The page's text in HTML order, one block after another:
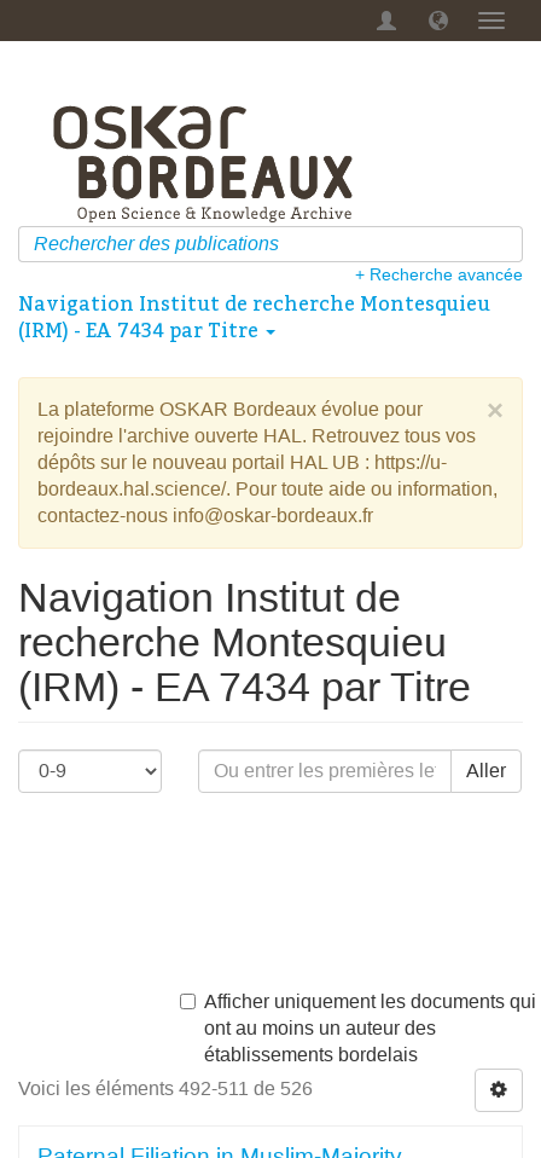
Menu
+ Recherche avancée
Navigation Institut de recherche Montesquieu
(IRM) - EA 7434 par Titre
×
La plateforme OSKAR Bordeaux évolue pour
rejoindre l'archive ouverte HAL. Retrouvez tous vos
dépôts sur le nouveau portail HAL UB : https://u-
bordeaux.hal.science/. Pour toute aide ou information,
contactez-nous info@oskar-bordeaux.fr
Navigation Institut de
recherche Montesquieu
(IRM) - EA 7434 par Titre
Aller
Afficher uniquement les documents qui
ont au moins un auteur des
établissements bordelais
Voici les éléments 492-511 de 526